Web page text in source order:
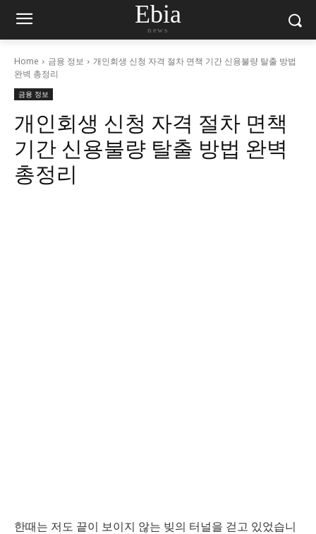
Ebia
news
Home 금융 정보
개인회생 신청 자격 절차 면책 기간 신용불량 탈출 방법
완벽 총정리
금융 정보
개인회생 신청 자격 절차 면책
기간 신용불량 탈출 방법 완벽
총정리
한때는 저도 끝이 보이지 않는 빚의 터널을 걷고 있었습니